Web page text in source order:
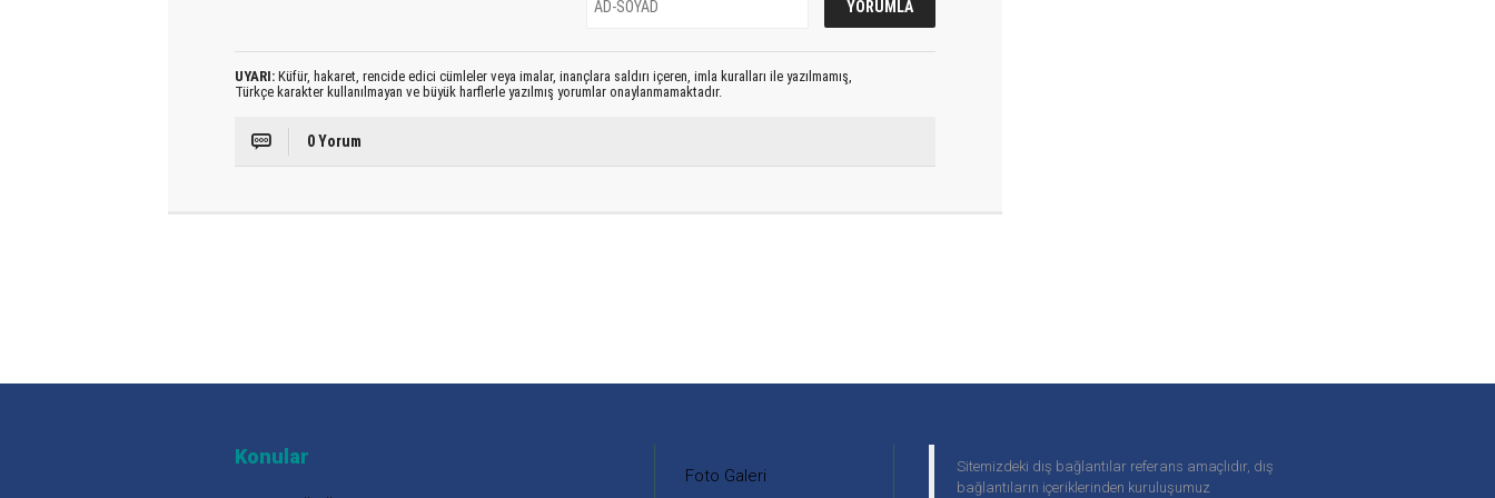
UYARI:Küfür, hakaret, rencide edici cümleler veya imalar, inançlara saldırı içeren, imla kuralları ile yazılmamış,
Türkçe karakter kullanılmayan ve büyük harflerle yazılmış yorumlar onaylanmamaktadır.
0 Yorum
Sitemizdeki dış bağlantılar referans amaçlıdır, dış
bağlantıların içeriklerinden kuruluşumuz
Foto Galeri
Konular